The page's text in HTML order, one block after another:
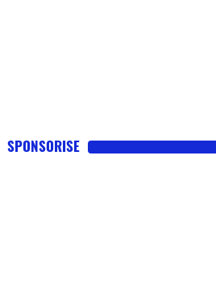
SPONSORISE